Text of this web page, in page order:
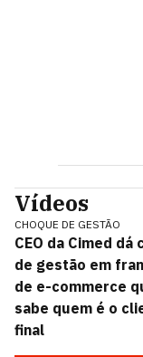
Vídeos
CHOQUE DE GESTÃO
CEO da Cimed dá
de gestão em
de e-commerce
sabe quem é o
final